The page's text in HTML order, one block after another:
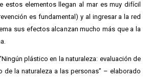
estos elementos llegan al mar es muy difícil
es fundamental) y al ingresar a la red
sus efectos alcanzan mucho más que a la
plástico en la naturaleza: evaluación de
de la naturaleza a las personas” – elaborado